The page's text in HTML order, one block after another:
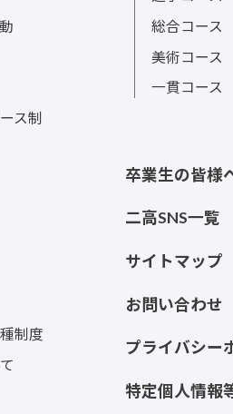
ス制
総合コース
美術コース
一貫コース
制度
卒業生の皆様
二高SNS一覧
サイトマップ
お問い合わせ
プライバシー
特定個人情報